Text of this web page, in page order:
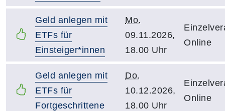
Geld anlegen mit
ETFs für
Einsteiger*innen
Mo.
09.11.2026,
18.00 Uhr
Online
Geld anlegen mit
ETFs für
Fortgeschrittene
Do.
10.12.2026,
18.00 Uhr
Online